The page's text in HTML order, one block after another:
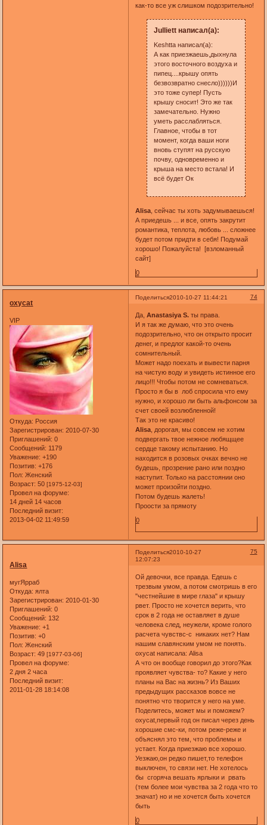
как-то все уж слишком подозрительно!
Julliett написал(а):
Keshtta написал(а):
А как приезжаешь,дыхнула
этого восточного воздуха и
пипец....крышу опять
безвозвратно снесло))))))И
это тоже супер! Пусть
крышу сносит! Это же так
замечательно. Нужно
уметь расслабляться.
Главное, чтобы в тот
момент, когда ваши ноги
вновь ступят на русскую
почву, одновременно и
крыша на место встала! И
всё будет Ок
Alisa, сейчас ты хоть задумываешься!
А приедешь ... и все, опять закрутит
романтика, теплота, любовь ... сложнее
будет потом придти в себя! Подумай
хорошо! Пожалуйста! [взломанный
сайт]
0
Поделиться 74
2010-10-27 11:44:21
oxycat
VIP
Откуда: Россия
Зарегистрирован: 2010-07-30
Приглашений: 0
Сообщений: 1179
Уважение: +190
Позитив: +176
Пол: Женский
Возраст: 50[1975-12-03]
Провел на форуме:
14 дней 14 часов
Последний визит:
2013-04-02 11:49:59
Да, Anastasiya S.ты права.
И я так же думаю, что это очень
подозрительно, что он открыто просит
денег, и предлог какой-то очень
сомнительный.
Может надо поехать и вывести парня
на чистую воду и увидеть истинное его
лицо!!! Чтобы потом не сомневаться.
Просто я бы в лоб спросила что ему
нужно, и хорошо ли быть альфонсом за
счет своей возлюбленной!
Так это не красиво!
Alisa, дорогая, мы совсем не хотим
подвергать твое нежное любящщее
сердце такому испытанию. Но
находится в розовых очках вечно не
будешь, прозрение рано или поздно
наступит. Только на расстоянии оно
может произойти поздно.
Потом будешь жалеть!
Проости за прямоту
0
Поделиться 75
2010-10-27
12:07:23
Alisa
мугЯрраб
Откуда: ялта
Зарегистрирован: 2010-01-30
Приглашений: 0
Сообщений: 132
Уважение: +1
Позитив: +0
Пол: Женский
Возраст: 49[1977-03-06]
Провел на форуме:
2 дня 2 часа
Последний визит:
2011-01-28 18:14:08
Ой девочки, все правда. Едешь с
трезвым умом, а потом смотришь в его
"честнейшие в мире глаза" и крышу
рвет. Просто не хочется верить, что
срок в 2 года не оставляет в душе
человека след, неужели, кроме голого
расчета чувствс-с никаких нет? Нам
нашим славянским умом не понять.
oxycat написала: Alisa
А что он вообще говорил до этого?Как
проявляет чувства- то? Какие у него
планы на Вас на жизнь? Из Ваших
предыдущих рассказов вовсе не
понятно что творится у него на уме.
Поделитесь, может мы и поможем?
oxycat,первый год он писал через день
хорошие смс-ки, потом реже-реже и
объяснял это тем, что проблемы и
устает. Когда приезжаю все хорошо.
Уезжаю,он редко пишет,то телефон
выключен, то связи нет. Не хотелось
бы сгоряча вешать ярлыки и рвать
(тем более мои чувства за 2 года что то
значат) но и не хочется быть хочется
быть
0